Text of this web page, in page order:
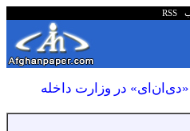
RSS
در وزارت داخله